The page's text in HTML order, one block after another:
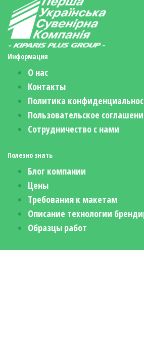
Информация
О нас
Контакты
Политика
Пользовательское
Сотрудничество с нами
Полезно знать
Блог компании
Цены
Требования к макетам
Описание технологии
Образцы работ